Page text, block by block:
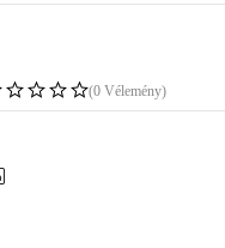
(0 Vélemény)